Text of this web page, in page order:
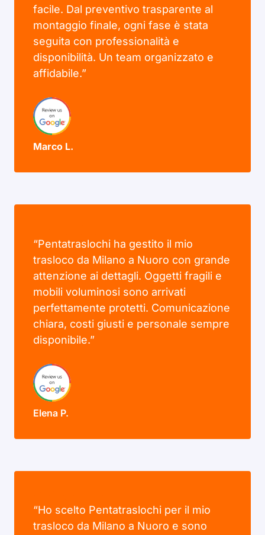
facile. Dal preventivo trasparente al
montaggio finale, ogni fase è stata
seguita con professionalità e
disponibilità. Un team organizzato e
affidabile.”
Marco L.
“Pentatraslochi ha gestito il mio
trasloco da Milano a Nuoro con grande
attenzione ai dettagli. Oggetti fragili e
mobili voluminosi sono arrivati
perfettamente protetti. Comunicazione
chiara, costi giusti e personale sempre
disponibile.”
Elena P.
“Ho scelto Pentatraslochi per il mio
trasloco da Milano a Nuoro e sono